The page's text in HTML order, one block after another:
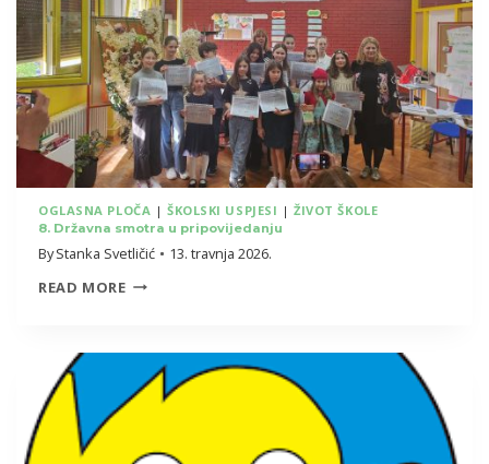
3.A
RAZREDA:
BLACKOUT
POETRY
OGLASNA PLOČA | ŠKOLSKI USPJESI |ŽIVOT ŠKOLE
8. Državna smotra u pripovijedanju
ByStanka Svetličić
13. travnja 2026.
READ MORE8.
SMOTRA